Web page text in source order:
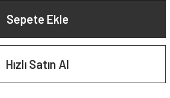
Sepete Ekle
Hızlı Satın Al